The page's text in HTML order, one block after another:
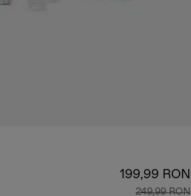
199,99 RON
249,99 RON